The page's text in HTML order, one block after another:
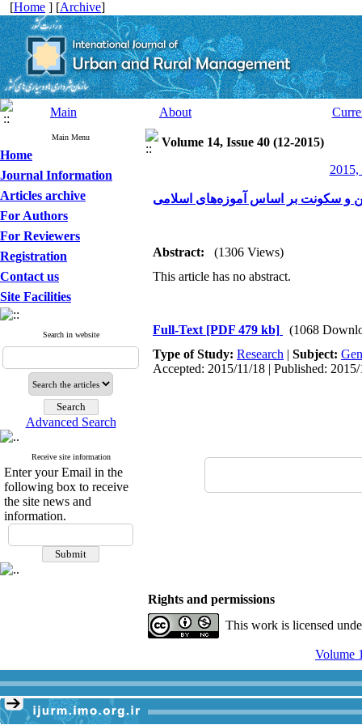
[Home ] [Archive]
Main About
Main Menu
Home
Journal Information
Articles archive
For Authors
For Reviewers
Registration
Contact us
Site Facilities
Search in website
Advanced Search
Receive site information
Enter your Email in the
following box to receive
the site news and
information.
Volume 14, Issue 40 (12-2015)
و سکونت بر اساس آموزه‌های اسلامی
Abstract:
(1306 Views)
This article has no abstract.
Full-Text [PDF 479 kb]
(1068
Type of Study: Research | Subject:
Accepted: 2015/11/18 | Published: 2015/
Rights and permissions
This work is licensed
Volume